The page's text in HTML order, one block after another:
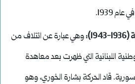
1939.
وهي عبارة عن ائتلاف من
اللبنانية التي ظهرت بعد معاهدة
قاد الحركة بشارة الخوري، وهو